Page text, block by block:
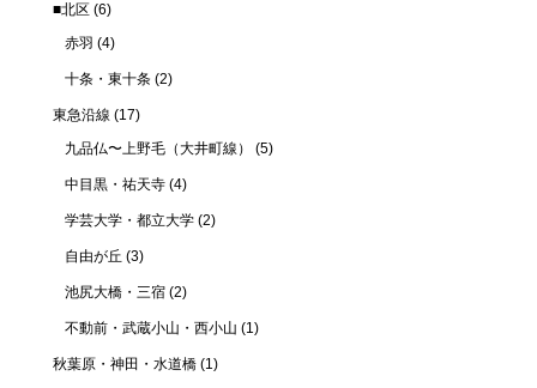
■北区 (6)
赤羽 (4)
十条・東十条 (2)
東急沿線 (17)
九品仏〜上野毛（大井町線）
(5)
中目黒・祐天寺 (4)
学芸大学・都立大学 (2)
自由が丘 (3)
池尻大橋・三宿 (2)
不動前・武蔵小山・西小山 (1)
秋葉原・神田・水道橋 (1)